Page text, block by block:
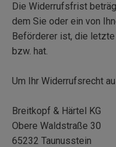
Die Widerrufsfrist
dem Sie oder ein von
Beförderer ist, die
bzw. hat.
Um Ihr Widerrufsrecht
Breitkopf & Härtel KG
Obere Waldstraße 30
65232 Taunusstein